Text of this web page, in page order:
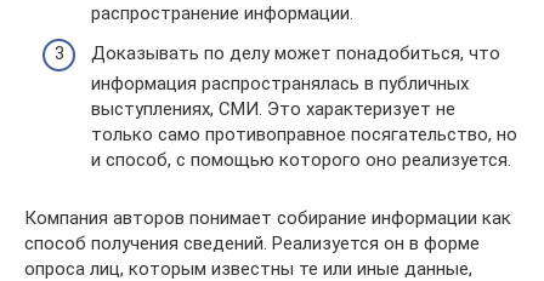
распространение информации.
Доказывать по делу может понадобиться, что
информация распространялась в публичных
выступлениях, СМИ. Это характеризует не
только само противоправное посягательство, но
и способ, с помощью которого оно реализуется.
Компания авторов понимает собирание информации как
способ получения сведений. Реализуется он в форме
опроса лиц, которым известны те или иные данные,